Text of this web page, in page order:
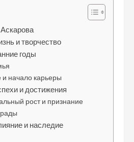
и творчество
годы
начало карьеры
и достижения
рост и признание
и наследие